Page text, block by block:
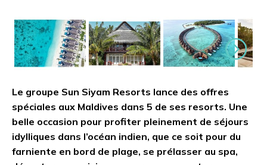
Suivant
Le groupe Sun Siyam Resorts lance des offres
spéciales aux Maldives dans 5 de ses resorts. Une
belle occasion pour profiter pleinement de séjours
idylliques dans l’océan indien, que ce soit pour du
farniente en bord de plage, se prélasser au spa,